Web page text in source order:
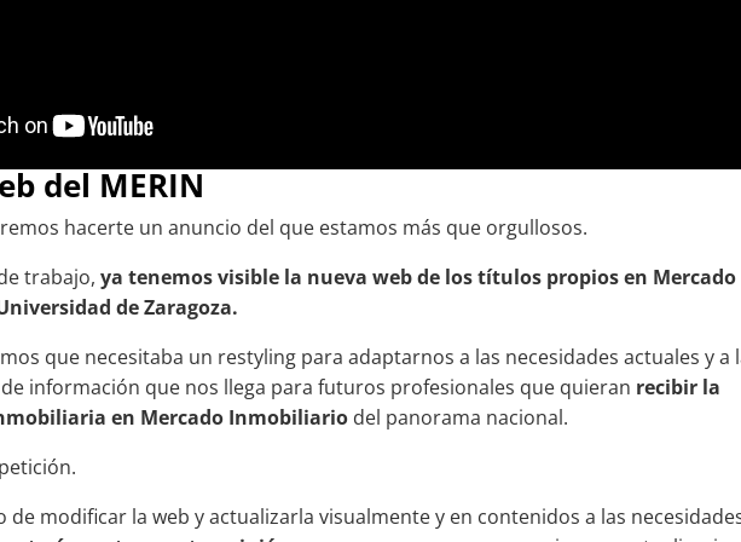
del MERIN
hacerte un anuncio del que estamos más que orgullosos.
trabajo,ya tenemos visible la nueva web de los títulos propios en Mercado
de Zaragoza.
que necesitaba un restyling para adaptarnos a las necesidades actuales y a
información que nos llega para futuros profesionales que quieran recibir la
en Mercado Inmobiliario del panorama nacional.
de modificar la web y actualizarla visualmente y en contenidos a las